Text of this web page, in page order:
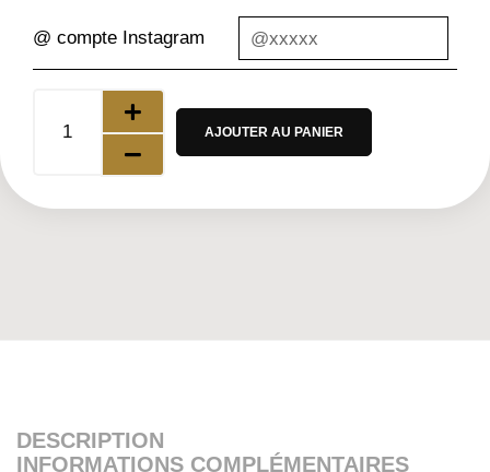
@ compte Instagram
AJOUTER AU PANIER
DESCRIPTION
INFORMATIONS COMPLÉMENTAIRES